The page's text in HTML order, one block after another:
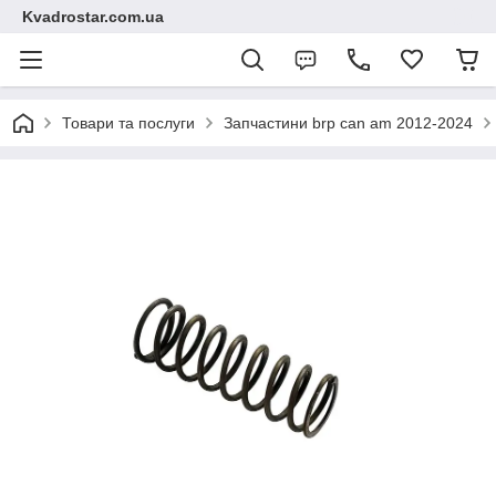
Kvadrostar.com.ua
Товари та послуги Запчастини brp can am 2012-2024